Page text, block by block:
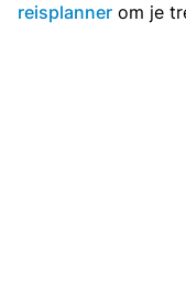
reisplanner om je